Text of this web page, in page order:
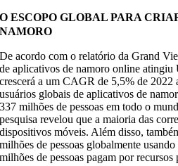
O ESCOPO GLOBAL PARA
NAMORO
De acordo com o relatório da Grand
de aplicativos de namoro online atingiu
crescerá a um CAGR de 5,5% de 2022
usuários globais de aplicativos de
337 milhões de pessoas em todo o
pesquisa revelou que a maioria das
dispositivos móveis. Além disso,
milhões de pessoas globalmente
milhões de pessoas pagam por recursos